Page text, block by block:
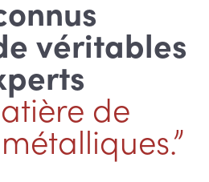
véritables
de